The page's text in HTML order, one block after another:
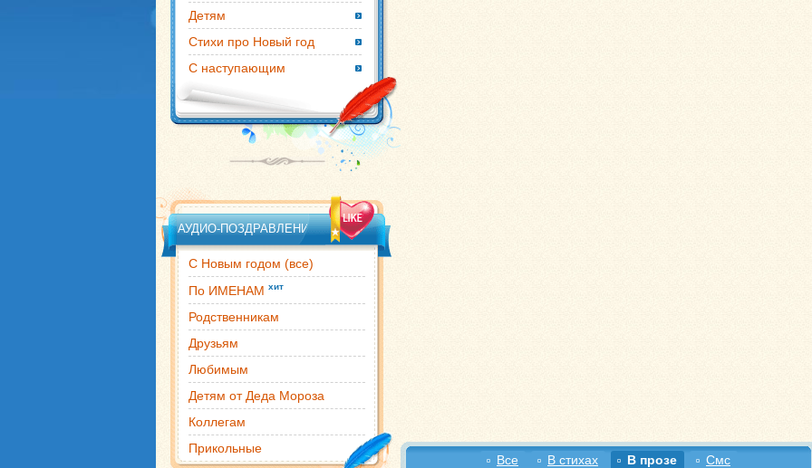
Все В стихах В прозе Смс
Детям
Стихи про Новый год
С наступающим
АУДИО-ПОЗДРАВЛЕНИЯ
С Новым годом (все)
По ИМЕНАМ хит
Родственникам
Друзьям
Любимым
Детям от Деда Мороза
Коллегам
Прикольные